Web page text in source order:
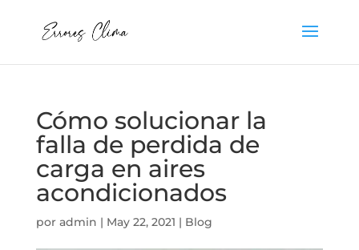
Cómo solucionar la
falla de perdida de
carga en aires
acondicionados
por admin | May 22, 2021 | Blog